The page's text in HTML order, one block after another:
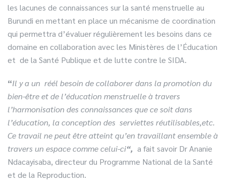
les lacunes de connaissances sur la santé menstruelle au
Burundi en mettant en place un mécanisme de coordination
qui permettra d’évaluer régulièrement les besoins dans ce
domaine en collaboration avec les Ministères de l’Éducation
et de la Santé Publique et de lutte contre le SIDA.
“Il y a un réél besoin de collaborer dans la promotion du
bien-être et de l’éducation menstruelle à travers
l’harmonisation des connaissances que ce soit dans
l’éducation, la conception des serviettes réutilisables,etc.
Ce travail ne peut être atteint qu’en travaillant ensemble à
travers un espace comme celui-ci“, a fait savoir Dr Ananie
Ndacayisaba, directeur du Programme National de la Santé
et de la Reproduction.